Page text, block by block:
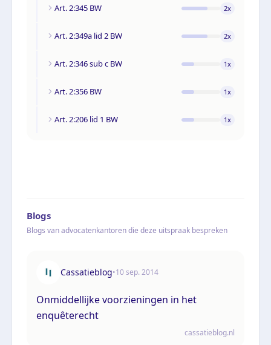
Art. 2:345 BW 2x
Art. 2:349a lid 2 BW 2x
Art. 2:346 sub c BW 1x
Art. 2:356 BW 1x
Art. 2:206 lid 1 BW 1x
Blogs
Blogs van advocatenkantoren die deze uitspraak bespreken
Cassatieblog•10 sep. 2014
Onmiddellijke voorzieningen in het
enquêterecht
cassatieblog.nl